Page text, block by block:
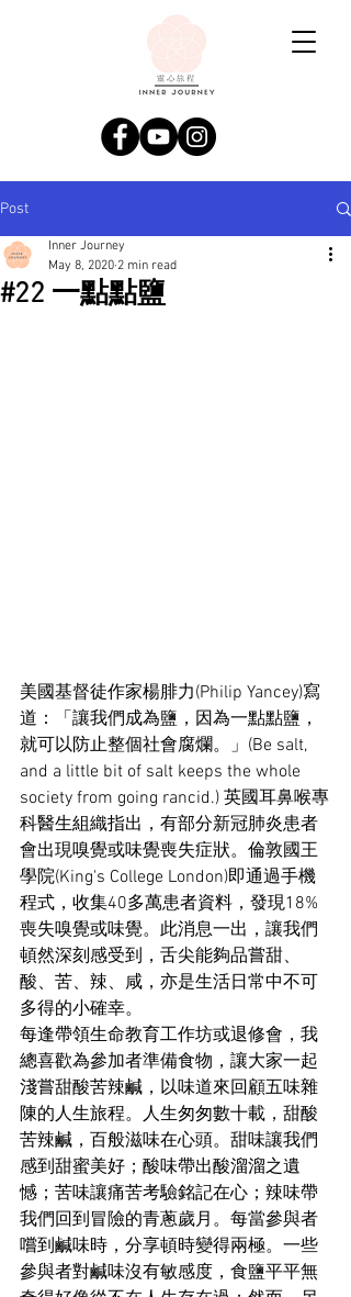
Post
#22 一點點鹽
Inner Journey
May 8, 2020 2 min read
美國基督徒作家楊腓力(Philip Yancey)寫
道：「讓我們成為鹽，因為一點點鹽，
就可以防止整個社會腐爛。」(Be salt,
and a little bit of salt keeps the whole
society from going rancid.) 英國耳鼻喉專
科醫生組織指出，有部分新冠肺炎患者
會出現嗅覺或味覺喪失症狀。倫敦國王
學院(King's College London)即通過手機
程式，收集40多萬患者資料，發現18%
喪失嗅覺或味覺。此消息一出，讓我們
頓然深刻感受到，舌尖能夠品嘗甜、
酸、苦、辣、咸，亦是生活日常中不可
多得的小確幸。
每逢帶領生命教育工作坊或退修會，我
總喜歡為參加者準備食物，讓大家一起
淺嘗甜酸苦辣鹹，以味道來回顧五味雜
陳的人生旅程。人生匆匆數十載，甜酸
苦辣鹹，百般滋味在心頭。甜味讓我們
感到甜蜜美好；酸味帶出酸溜溜之遺
憾；苦味讓痛苦考驗銘記在心；辣味帶
我們回到冒險的青蔥歲月。每當參與者
嚐到鹹味時，分享頓時變得兩極。一些
參與者對鹹味沒有敏感度，食鹽平平無